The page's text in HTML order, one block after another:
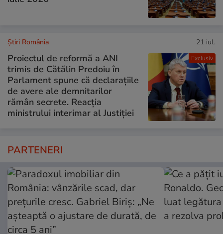
Exclusiv
Știri România 21 iul.
Proiectul de reformă a ANI
trimis de Cătălin Predoiu în
Parlament spune că declarațiile
de avere ale demnitarilor
rămân secrete. Reacția
ministrului interimar al Justiției
PARTENERI